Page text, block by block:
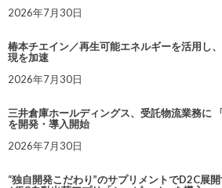
2026年7月30日
椿本チエイン／再生可能エネルギーを活用し
現を加速
2026年7月30日
三井倉庫ホールディングス、受託物流業務に
を開発・導入開始
2026年7月30日
“独自開発こだわり”のサプリメントでD2C展